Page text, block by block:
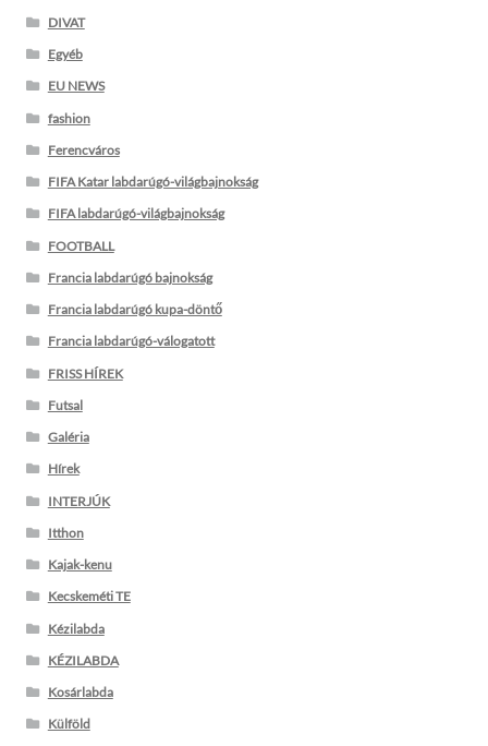
DIVAT
Egyéb
EU NEWS
fashion
Ferencváros
FIFA Katar labdarúgó-világbajnokság
FIFA labdarúgó-világbajnokság
FOOTBALL
Francia labdarúgó bajnokság
Francia labdarúgó kupa-döntő
Francia labdarúgó-válogatott
FRISS HÍREK
Futsal
Galéria
Hírek
INTERJÚK
Itthon
Kajak-kenu
Kecskeméti TE
Kézilabda
KÉZILABDA
Kosárlabda
Külföld